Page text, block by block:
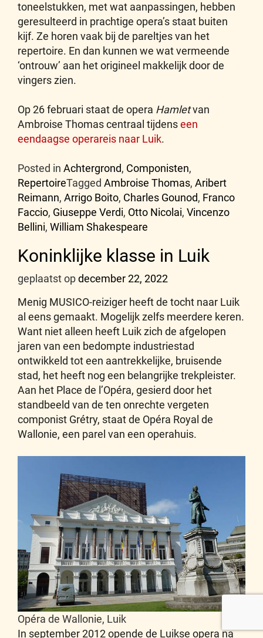
toneelstukken, met wat aanpassingen, hebben
geresulteerd in prachtige opera’s staat buiten
kijf. Ze horen vaak bij de pareltjes van het
repertoire. En dan kunnen we wat vermeende
‘ontrouw’ aan het origineel makkelijk door de
vingers zien.
Op 26 februari staat de opera Hamletvan
Ambroise Thomas centraal tijdenseen
eendaagse operareis naar Luik.
Posted in Achtergrond, Componisten,
RepertoireTagged Ambroise Thomas, Aribert
Reimann, Arrigo Boito, Charles Gounod, Franco
Faccio, Giuseppe Verdi, Otto Nicolai, Vincenzo
Bellini, William Shakespeare
Koninklijke klasse in Luik
geplaatst opdecember 22, 2022
Menig MUSICO-reiziger heeft de tocht naar Luik
al eens gemaakt. Mogelijk zelfs meerdere keren.
Want niet alleen heeft Luik zich de afgelopen
jaren van een bedompte industriestad
ontwikkeld tot een aantrekkelijke, bruisende
stad, het heeft nog een belangrijke trekpleister.
Aan het Place de l’Opéra, gesierd door het
standbeeld van de ten onrechte vergeten
componist Grétry, staat de Opéra Royal de
Wallonie, een parel van een operahuis.
Opéra de Wallonie, Luik
In september 2012 opende de Luikse opera na